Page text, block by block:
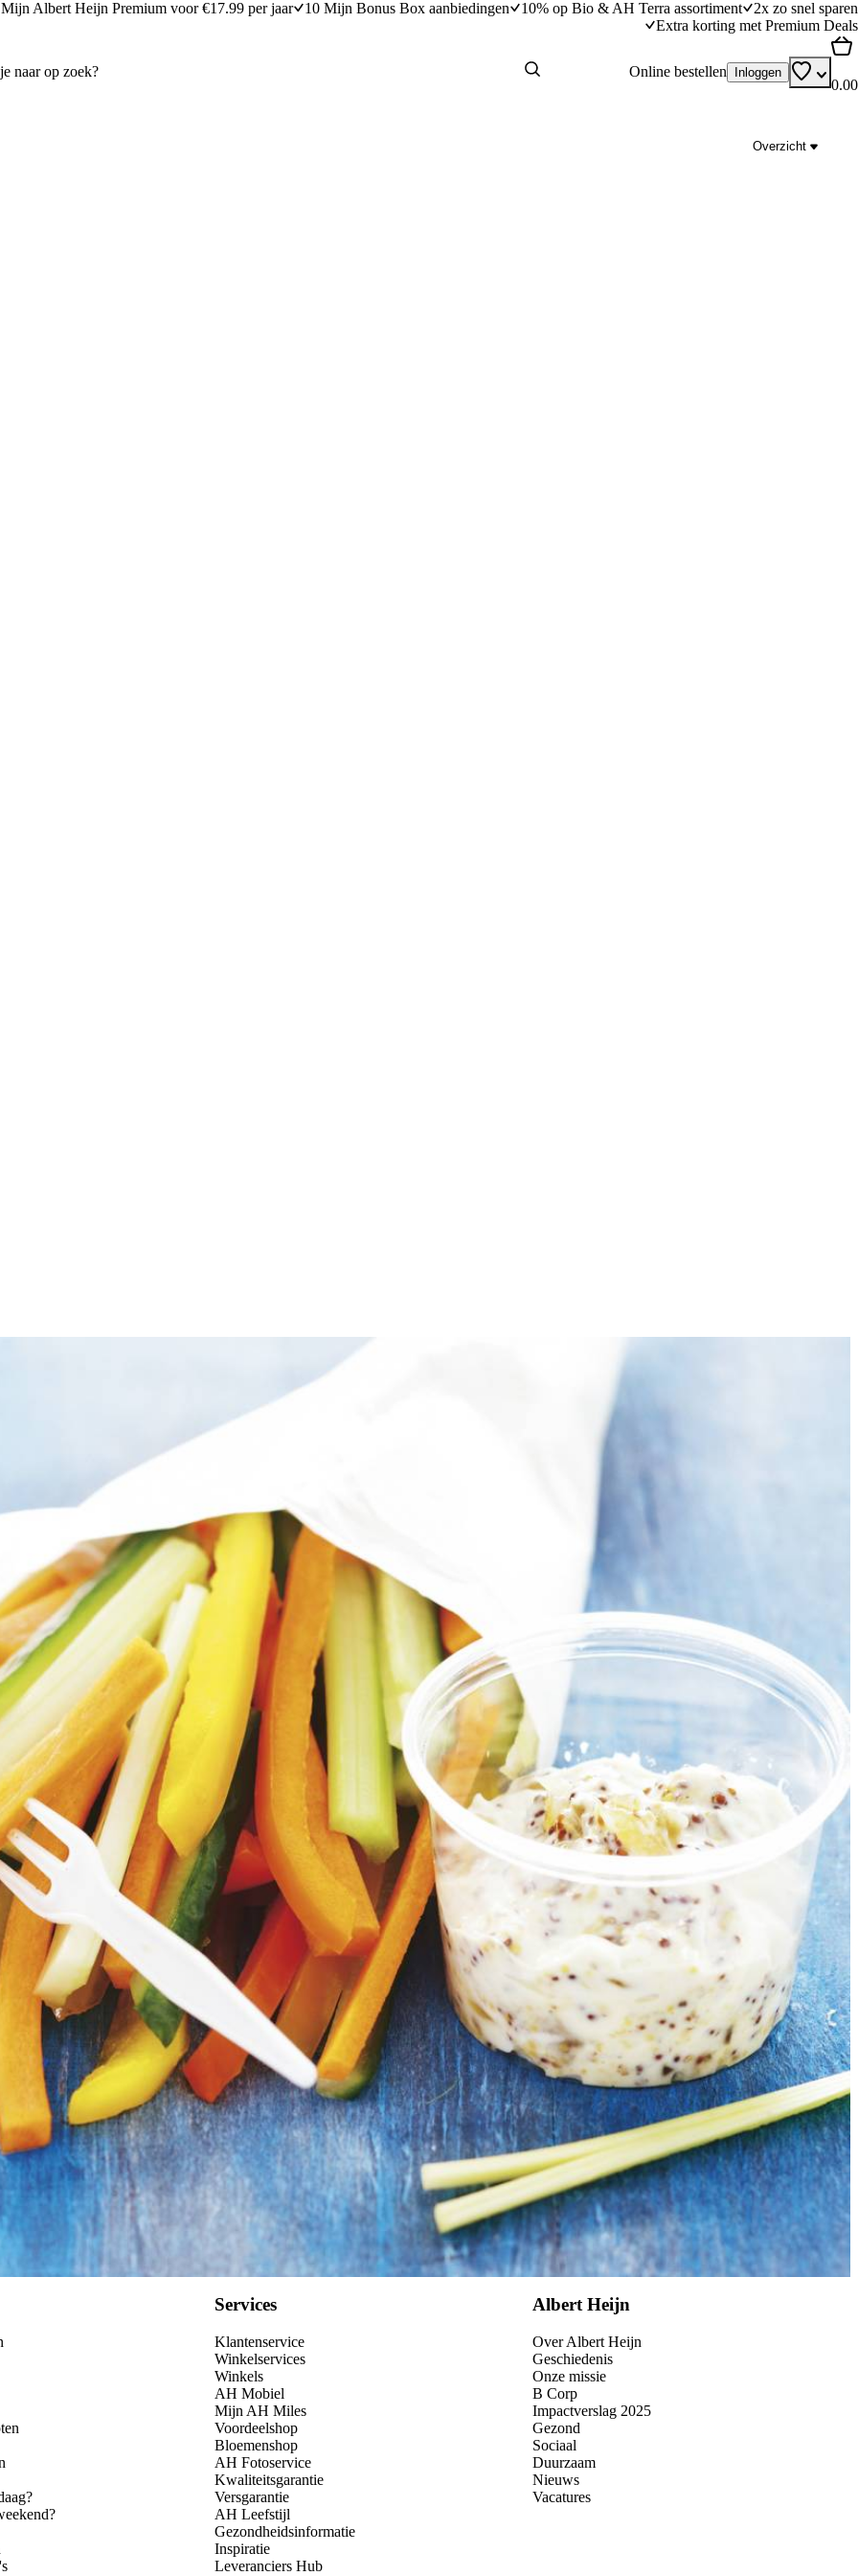
Mijn Albert Heijn Premium voor €17.99 per jaar 10 Mijn Bonus Box aanbiedingen 10% op Bio & AH Terra assortiment
2x zo snel sparen
Extra korting met Premium Deals
Online bestellen Inloggen
0.00
Overzicht
Kies producten
stukken in de lengte in plakken van 1 cm. Snijd de plakken in frieten van 1 cm dik. Snijd de komkommer in 3 stukken. Snijd ze in de
zaadlijsten gebruik je niet. Schil de bleekselderij in de lengte met een dunschiller en snijd de stengels in frieten van dezelfde afmeting als
Voeg de gember toe en schep alles door elkaar. Breng op smaak met peper. Meng de paprika en groentefrieten en serveer in glazen
Wat vond je van dit recept?
Services
Klantenservice
Winkelservices
Winkels
AH Mobiel
Mijn AH Miles
Voordeelshop
Bloemenshop
AH Fotoservice
Kwaliteitsgarantie
Versgarantie
AH Leefstijl
Gezondheidsinformatie
Inspiratie
Leveranciers Hub
Albert Heijn
Over Albert Heijn
Geschiedenis
Onze missie
B Corp
Impactverslag 2025
Gezond
Sociaal
Duurzaam
Nieuws
Vacatures